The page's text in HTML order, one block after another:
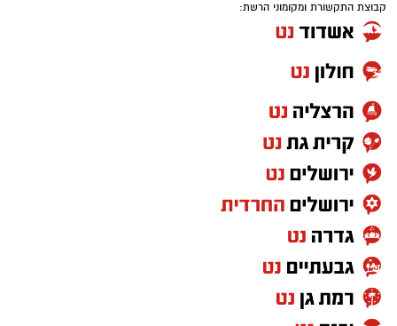
קבוצת התקשורת ומקומוני הרשת: